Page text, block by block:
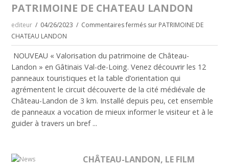
PATRIMOINE DE CHATEAU LANDON
editeur 04/26/2023 Commentaires ferméssur PATRIMOINE DE
CHATEAU LANDON
NOUVEAU « Valorisation du patrimoine de Château-
Landon » en Gâtinais Val-de-Loing. Venez découvrir les 12
panneaux touristiques et la table d’orientation qui
agrémentent le circuit découverte de la cité médiévale de
Château-Landon de 3 km. Installé depuis peu, cet ensemble
de panneaux a vocation de mieux informer le visiteur et à le
guider à travers un bref ...
CHÂTEAU-LANDON, LE FILM